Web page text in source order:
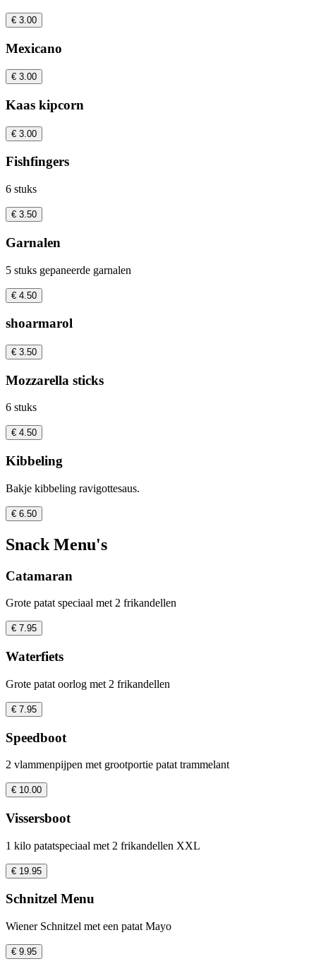
€ 3.00
Mexicano
€ 3.00
Kaas kipcorn
€ 3.00
Fishfingers
6 stuks
€ 3.50
Garnalen
5 stuks gepaneerde garnalen
€ 4.50
shoarmarol
€ 3.50
Mozzarella sticks
6 stuks
€ 4.50
Kibbeling
Bakje kibbeling ravigottesaus.
€ 6.50
Snack Menu's
Catamaran
Grote patat speciaal met 2 frikandellen
€ 7.95
Waterfiets
Grote patat oorlog met 2 frikandellen
€ 7.95
Speedboot
2 vlammenpijpen met grootportie patat trammelant
€ 10.00
Vissersboot
1 kilo patatspeciaal met 2 frikandellen XXL
€ 19.95
Schnitzel Menu
Wiener Schnitzel met een patat Mayo
€ 9.95